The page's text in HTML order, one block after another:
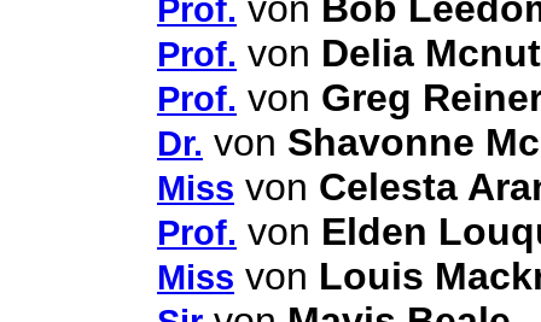
Prof. von Bob
Prof. von Delia
Prof. von Greg
Dr. von Shavonne
Miss von Celesta
Prof. von Elden
Miss von Louis